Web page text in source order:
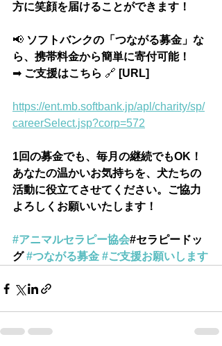
方に笑顔を届けることができます！
📢 ソフトバンクの「つながる募金」な
ら、携帯料金から簡単に寄付可能！
➡ ご支援はこちら 🔗 [URL]
https://ent.mb.softbank.jp/apl/charity/sp/
careerSelect.jsp?corp=572
1回の募金でも、毎月の継続でもOK！
あなたの温かいお気持ちを、犬たちの
活動に役立てさせてください。ご協力
よろしくお願いいたします！
#アニマルセラピー協会#セラピードッ
グ #つながる募金 #ご支援お願いします